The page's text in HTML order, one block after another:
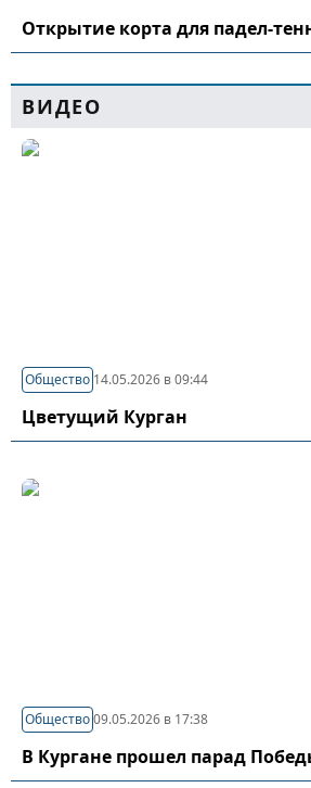
Открытие корта для падел-
ВИДЕО
Общество 14.05.2026 в 09:44
Цветущий Курган
Общество09.05.2026 в 17:38
В Кургане прошел парад